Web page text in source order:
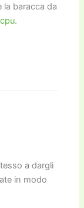
baracca da
.
a dargli
in modo